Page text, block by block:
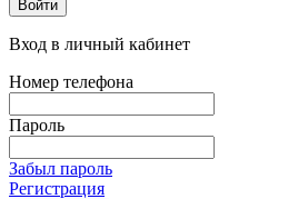
Войти
Вход в личный кабинет
Номер телефона
Пароль
Забыл пароль
Регистрация